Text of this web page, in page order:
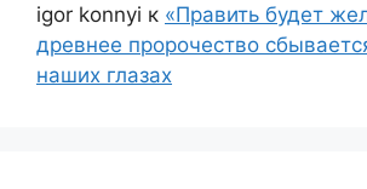
igor konnyi к «Править будет
древнее пророчество
наших глазах